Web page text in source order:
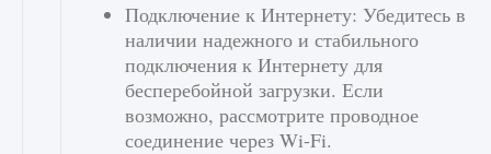
Подключение к Интернету: Убедитесь в
наличии надежного и стабильного
подключения к Интернету для
бесперебойной загрузки. Если
возможно, рассмотрите проводное
соединение через Wi-Fi.